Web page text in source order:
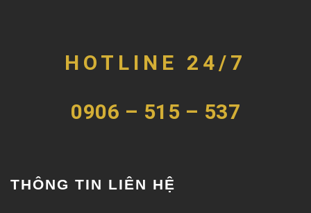
HOTLINE 24/7
0906 – 515 – 537
THÔNG TIN LIÊN HỆ